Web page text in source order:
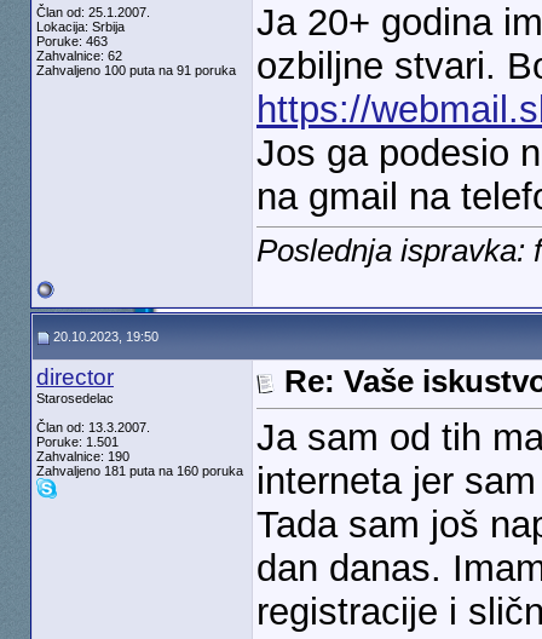
Član od: 25.1.2007.
Lokacija: Srbija
Poruke: 463
Zahvalnice: 62
Zahvaljeno 100 puta na 91 poruka
Ja 20+ godina
ozbiljne stvari.
https://
Jos ga podesio
na gmail na
Poslednja ispravka:
20.10.2023, 19:50
director
Starosedelac
Član od: 13.3.2007.
Poruke: 1.501
Zahvalnice: 190
Zahvaljeno 181 puta na 160 poruka
Re: Vaše
Ja sam od tih
interneta jer
Tada sam još
dan danas.
registracije i